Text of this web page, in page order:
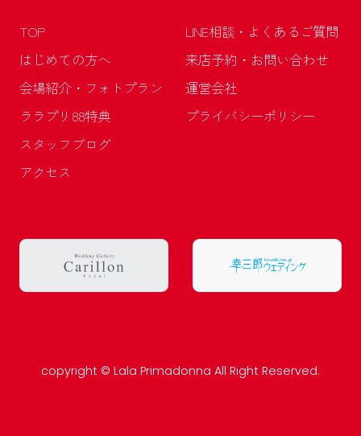
TOP
はじめての方へ
会場紹介・フォトプラン
ララプリ88特典
スタッフブログ
アクセス
LINE相談・よくあるご質問
来店予約・お問い合わせ
運営会社
プライバシーポリシー
copyright © Lala Primadonna All Right Reserved.